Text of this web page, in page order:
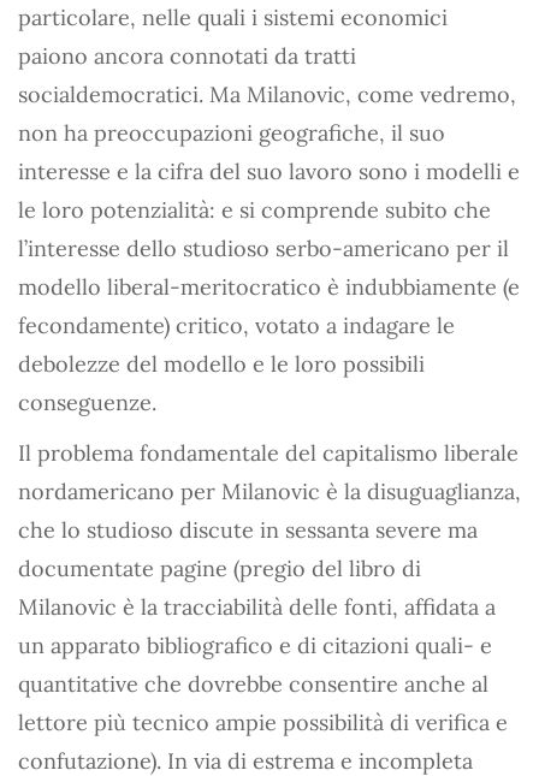
particolare, nelle quali i sistemi economici
paiono ancora connotati da tratti
socialdemocratici. Ma Milanovic, come vedremo,
non ha preoccupazioni geografiche, il suo
interesse e la cifra del suo lavoro sono i modelli e
le loro potenzialità: e si comprende subito che
l’interesse dello studioso serbo-americano per il
modello liberal-meritocratico è indubbiamente (e
fecondamente) critico, votato a indagare le
debolezze del modello e le loro possibili
conseguenze.
Il problema fondamentale del capitalismo liberale
nordamericano per Milanovic è la disuguaglianza,
che lo studioso discute in sessanta severe ma
documentate pagine (pregio del libro di
Milanovic è la tracciabilità delle fonti, affidata a
un apparato bibliografico e di citazioni quali- e
quantitative che dovrebbe consentire anche al
lettore più tecnico ampie possibilità di verifica e
confutazione). In via di estrema e incompleta